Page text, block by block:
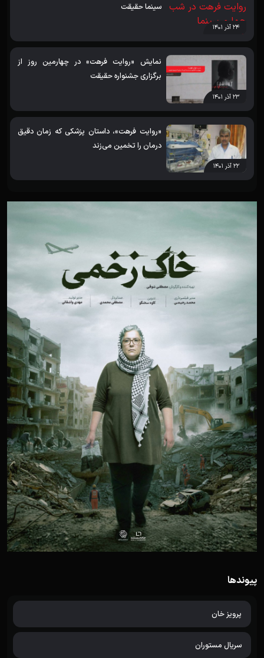
پیوندها
پرویز خان
سریال مستوران
۲۴ آذر ۱۴۰۱
سینما حقیقت￼
۲۳ آذر ۱۴۰۱
نمایش «روایت فرهت» در چهارمین روز از
برگزاری جشنواره حقیقت
۲۲ آذر ۱۴۰۱
«روایت فرهت»، داستان پزشکی که زمان دقیق
درمان را تخمین می‌زند